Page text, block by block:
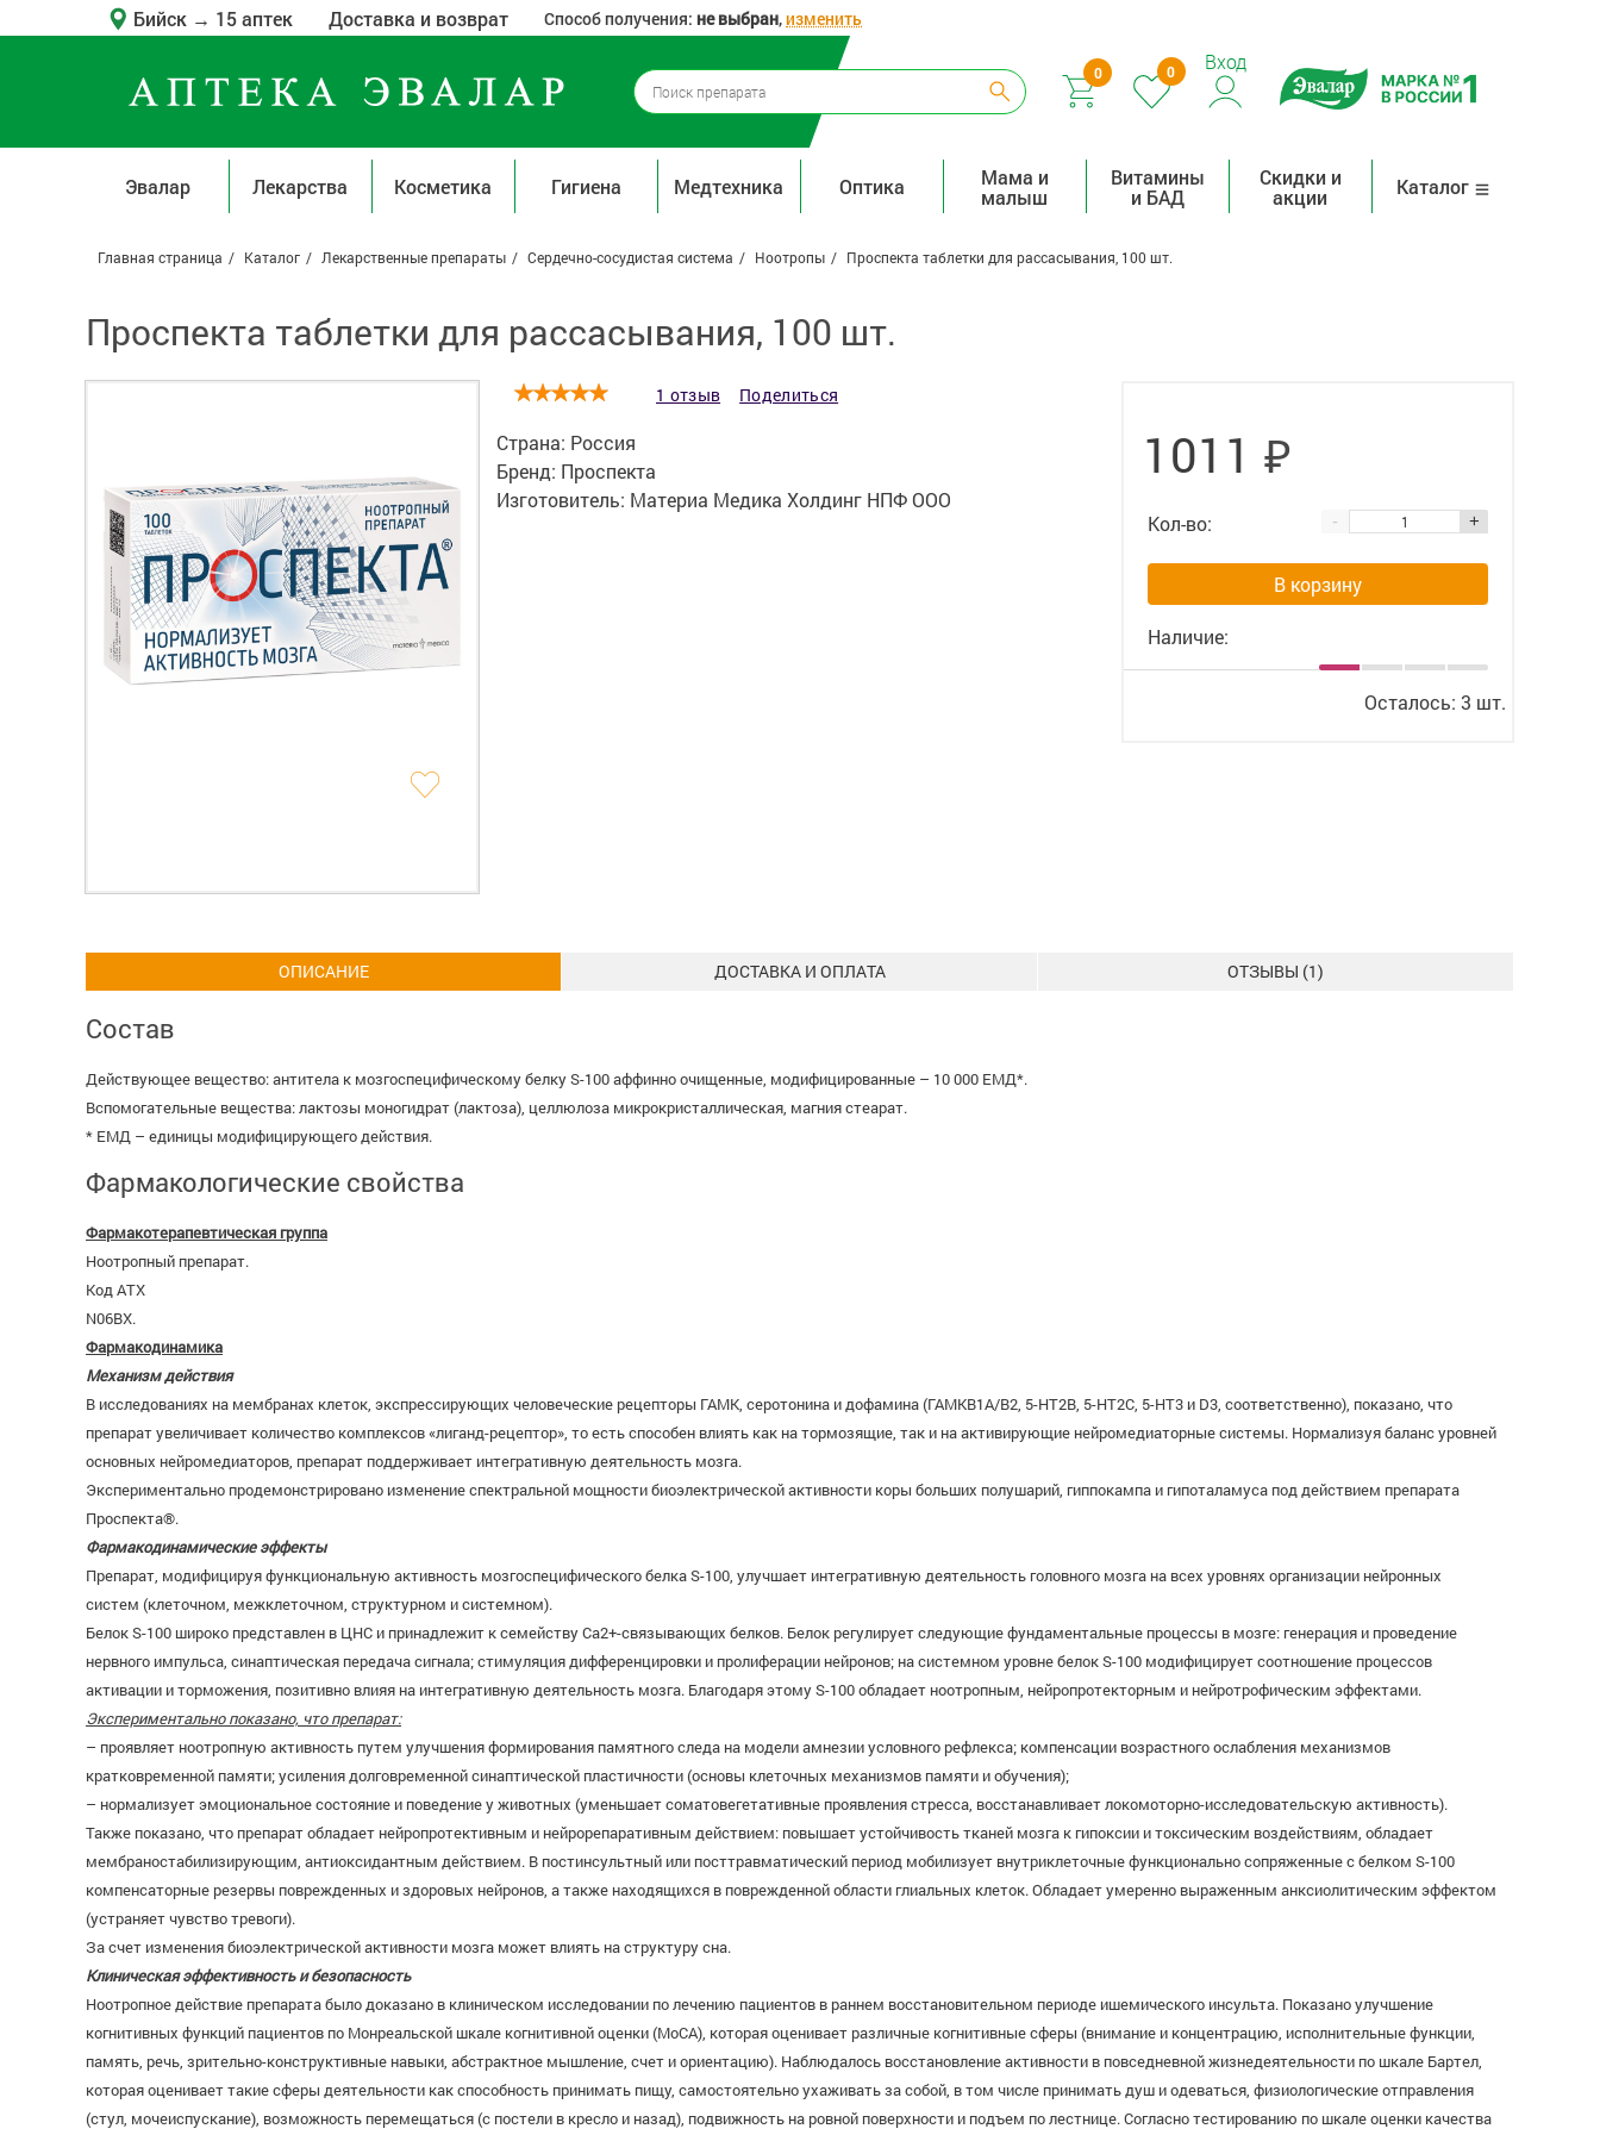
Бийск → 15 аптек Доставка и возврат Способ получения: не выбран,изменить
0 0 Вход
Эвалар Лекарства Косметика Гигиена Медтехника Оптика
Мама и
малыш
Витамины
и БАД
Скидки и
акции
Каталог
Главная страница Каталог Лекарственные препараты Сердечно-сосудистая система Ноотропы Проспекта таблетки для рассасывания, 100 шт.
Проспекта таблетки для рассасывания, 100 шт.
1 отзыв Поделиться
Страна: Россия
Бренд: Проспекта
Изготовитель: Материа Медика Холдинг НПФ ООО
1011 ₽
Кол-во: - +
В корзину
Наличие:
Осталось: 3 шт.
ОПИСАНИЕ ДОСТАВКА И ОПЛАТА ОТЗЫВЫ (1)
Состав
Действующее вещество: антитела к мозгоспецифическому белку S-100 аффинно очищенные, модифицированные – 10 000 ЕМД*.
Вспомогательные вещества: лактозы моногидрат (лактоза), целлюлоза микрокристаллическая, магния стеарат.
* ЕМД – единицы модифицирующего действия.
Фармакологические свойства
Фармакотерапевтическая группа
Ноотропный препарат.
Код ATX
N06BX.
Фармакодинамика
Механизм действия
В исследованиях на мембранах клеток, экспрессирующих человеческие рецепторы ГАМК, серотонина и дофамина (ГАМКB1А/B2, 5-HT2В, 5-HT2C, 5-HT3 и D3, соответственно), показано, что
препарат увеличивает количество комплексов «лиганд-рецептор», то есть способен влиять как на тормозящие, так и на активирующие нейромедиаторные системы. Нормализуя баланс уровней
основных нейромедиаторов, препарат поддерживает интегративную деятельность мозга.
Экспериментально продемонстрировано изменение спектральной мощности биоэлектрической активности коры больших полушарий, гиппокампа и гипоталамуса под действием препарата
Проспекта®.
Фармакодинамические эффекты
Препарат, модифицируя функциональную активность мозгоспецифического белка S-100, улучшает интегративную деятельность головного мозга на всех уровнях организации нейронных
систем (клеточном, межклеточном, структурном и системном).
Белок S-100 широко представлен в ЦНС и принадлежит к семейству Са2+-связывающих белков. Белок регулирует следующие фундаментальные процессы в мозге: генерация и проведение
нервного импульса, синаптическая передача сигнала; стимуляция дифференцировки и пролиферации нейронов; на системном уровне белок S-100 модифицирует соотношение процессов
активации и торможения, позитивно влияя на интегративную деятельность мозга. Благодаря этому S-100 обладает ноотропным, нейропротекторным и нейротрофическим эффектами.
Экспериментально показано, что препарат:
– проявляет ноотропную активность путем улучшения формирования памятного следа на модели амнезии условного рефлекса; компенсации возрастного ослабления механизмов
кратковременной памяти; усиления долговременной синаптической пластичности (основы клеточных механизмов памяти и обучения);
– нормализует эмоциональное состояние и поведение у животных (уменьшает соматовегетативные проявления стресса, восстанавливает локомоторно-исследовательскую активность).
Также показано, что препарат обладает нейропротективным и нейрорепаративным действием: повышает устойчивость тканей мозга к гипоксии и токсическим воздействиям, обладает
мембраностабилизирующим, антиоксидантным действием. В постинсультный или посттравматический период мобилизует внутриклеточные функционально сопряженные с белком S-100
компенсаторные резервы поврежденных и здоровых нейронов, а также находящихся в поврежденной области глиальных клеток. Обладает умеренно выраженным анксиолитическим эффектом
(устраняет чувство тревоги).
За счет изменения биоэлектрической активности мозга может влиять на структуру сна.
Клиническая эффективность и безопасность
Ноотропное действие препарата было доказано в клиническом исследовании по лечению пациентов в раннем восстановительном периоде ишемического инсульта. Показано улучшение
когнитивных функций пациентов по Монреальской шкале когнитивной оценки (MoCA), которая оценивает различные когнитивные сферы (внимание и концентрацию, исполнительные функции,
память, речь, зрительно-конструктивные навыки, абстрактное мышление, счет и ориентацию). Наблюдалось восстановление активности в повседневной жизнедеятельности по шкале Бартел,
которая оценивает такие сферы деятельности как способность принимать пищу, самостоятельно ухаживать за собой, в том числе принимать душ и одеваться, физиологические отправления
(стул, мочеиспускание), возможность перемещаться (с постели в кресло и назад), подвижность на ровной поверхности и подъем по лестнице. Согласно тестированию по шкале оценки качества